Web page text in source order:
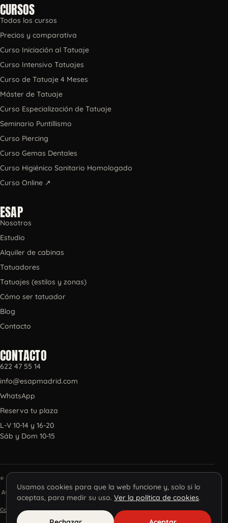
CURSOS
Todos los cursos
Precios y comparativa
Curso Iniciación al Tatuaje
Curso Intensivo Tatuajes
Curso de Tatuaje 4 Meses
Máster de Tatuaje
Curso Especialización de Tatuaje
Seminario Puntillismo
Curso Piercing
Curso Gemas Dentales
Curso Higiénico Sanitario Homologado
Curso Online ↗
ESAP
Nosotros
Estudio
Alquiler de cabinas
Tatuadores
Tatuajes (estilos y zonas)
Cómo ser tatuador
Blog
Contacto
CONTACTO
622 47 55 14
info@esapmadrid.com
WhatsApp
Reserva tu plaza
L-V 10-14 y 16-20
Sáb y Dom 10-15
© 2026 ESAP, Escuela de Tatuadores S.L.
Aviso legal · Privacidad · Cookies · Términos ·
Configurar cookies·Calidad
Usamos cookies para que la web funcione y, solo si lo
aceptas, para medir su uso. Ver la política de cookies.